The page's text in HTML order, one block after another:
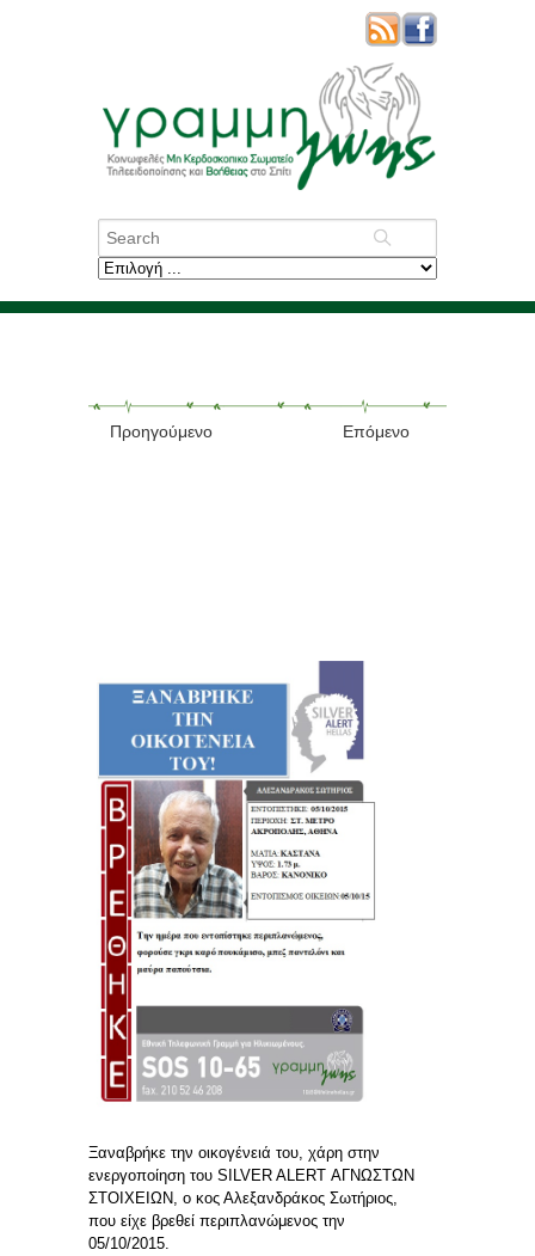
Προηγούμενο Επόμενο
Ξαναβρήκε την οικογένειά του, χάρη στην
ενεργοποίηση του SILVER ALERT ΑΓΝΩΣΤΩΝ
ΣΤΟΙΧΕΙΩΝ, ο κος Αλεξανδράκος Σωτήριος,
που είχε βρεθεί περιπλανώμενος την
05/10/2015.